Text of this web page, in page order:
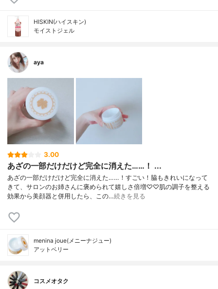
HISKIN(ハイスキン)
モイストジェル
aya
3.00
あざの一部だけだけど完全に消えた……！ ...
あざの一部だけだけど完全に消えた……！すごい！脇もきれいになって
きて、サロンのお姉さんに褒められて嬉しさ倍増♡♡肌の調子を整える
効果から美顔器と併用したら、この…続きを見る
menina joue(メニーナジュー)
アットベリー
コスメオタク